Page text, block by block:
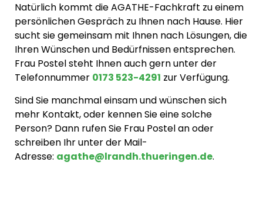
Natürlich kommt die AGATHE-Fachkraft zu einem
persönlichen Gespräch zu Ihnen nach Hause. Hier
sucht sie gemeinsam mit Ihnen nach Lösungen, die
Ihren Wünschen und Bedürfnissen entsprechen.
Frau Postel steht Ihnen auch gern unter der
Telefonnummer 0173 523-4291 zur Verfügung.
Sind Sie manchmal einsam und wünschen sich
mehr Kontakt, oder kennen Sie eine solche
Person? Dann rufen Sie Frau Postel an oder
schreiben Ihr unter der Mail-
Adresse: agathe@lrandh.thueringen.de.